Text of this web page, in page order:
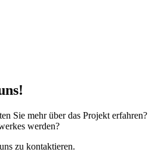
Sie mehr über das Projekt erfahren?
werden?
zu kontaktieren.